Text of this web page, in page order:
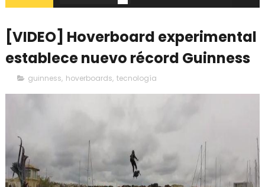
[VIDEO] Hoverboard experimental
establece nuevo récord Guinness
guinness, hoverboards, tecnología